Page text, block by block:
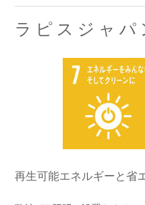
ラピスジャパ
再生可能エネルギーと省